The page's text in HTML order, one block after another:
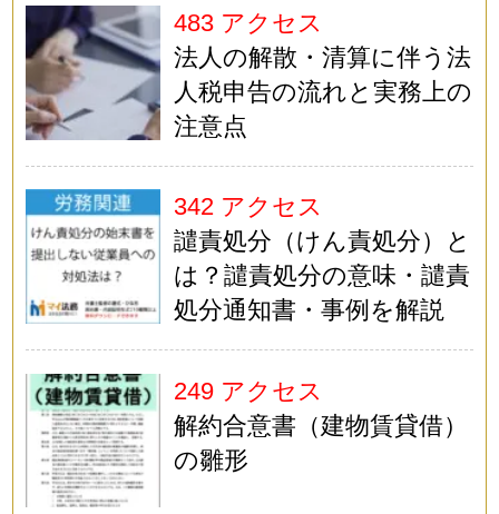
483 アクセス
法人の解散・清算に伴う法
人税申告の流れと実務上の
注意点
342 アクセス
譴責処分（けん責処分）と
は？譴責処分の意味・譴責
処分通知書・事例を解説
249 アクセス
解約合意書（建物賃貸借）
の雛形